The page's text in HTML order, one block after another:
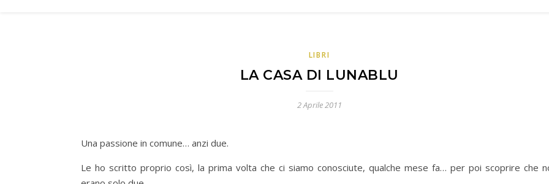
LIBRI
LA CASA DI LUNABLU
2 Aprile 2011
Una passione in comune… anzi due.
Le ho scritto proprio così, la prima volta che ci siamo conosciute, qualche mese fa… per poi scoprire che